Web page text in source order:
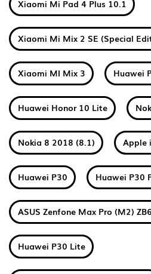
Xiaomi Mi Pad 4 Plus 10.1
Xiaomi Mi Mix 2 SE (Special
Xiaomi MI Mix 3 Huawei
Huawei Honor 10 Lite
Nokia 8 2018 (8.1) Apple
Huawei P30 Huawei P30
ASUS Zenfone Max Pro (M2)
Huawei P30 Lite